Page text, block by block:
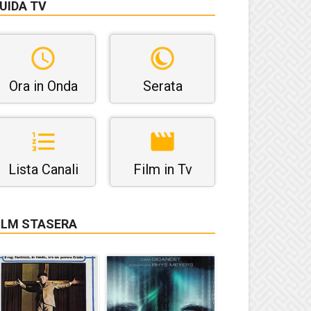
TV
Ora in Onda Serata
Lista Canali Film in Tv
STASERA